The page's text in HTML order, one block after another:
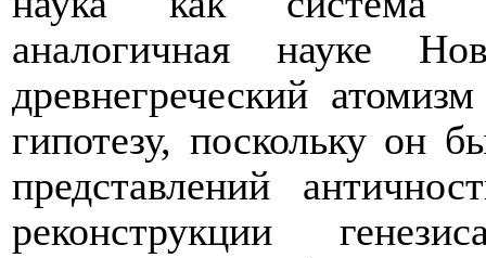
аналогичная науке
древнегреческий
гипотезу, поскольку он
представлений
реконструкции